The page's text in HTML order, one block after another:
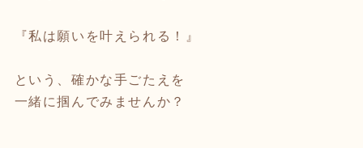
『私は願いを叶えられる！』
という、確かな手ごたえを
一緒に掴んでみませんか？